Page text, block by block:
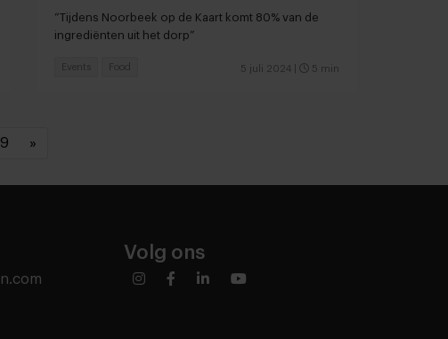
“Tijdens Noorbeek op de Kaart komt 80% van de
ingrediënten uit het dorp”
5 juli 2024 5 min
Events Food
»
Volg ons